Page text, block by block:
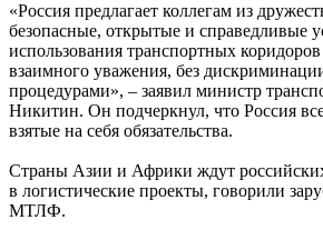
«Россия предлагает коллегам из
безопасные, открытые и справедливые
использования транспортных
взаимного уважения, без
процедурами», – заявил министр
Никитин. Он подчеркнул, что Россия
взятые на себя обязательства.
Страны Азии и Африки ждут
в логистические проекты, говорили
МТЛФ.